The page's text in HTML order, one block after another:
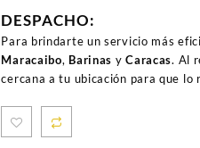
DESPACHO:
Para brindarte un servicio más
Maracaibo, Barinas yCaracas. Al
cercana a tu ubicación para que lo